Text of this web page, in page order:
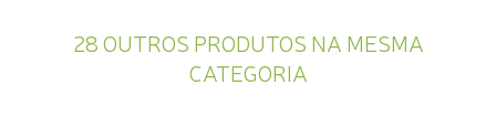
28 OUTROS PRODUTOS NA MESMA
CATEGORIA